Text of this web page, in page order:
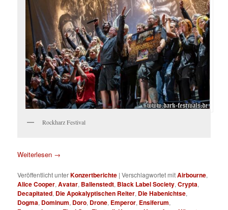
Rockharz Festival
Weiterlesen →
Veröffentlicht unterKonzertberichte |Verschlagwortet mitAirbourne,
Alice Cooper,Avatar, Ballenstedt, Black Label Society,Crypta,
Decapitated, Die Apokalyptischen Reiter, Die Habenichtse,
Dogma, Dominum, Doro, Drone, Emperor, Ensiferum,